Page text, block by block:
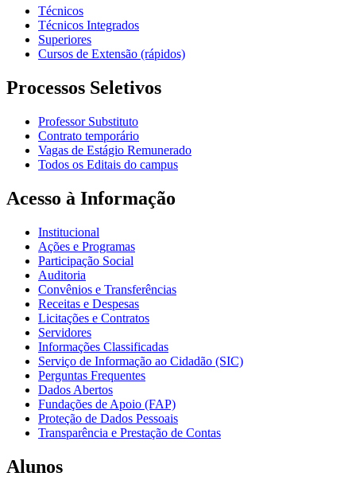
Técnicos
Técnicos Integrados
Superiores
Cursos de Extensão (rápidos)
Processos Seletivos
Professor Substituto
Contrato temporário
Vagas de Estágio Remunerado
Todos os Editais do campus
Acesso à Informação
Institucional
Ações e Programas
Participação Social
Auditoria
Convênios e Transferências
Receitas e Despesas
Licitações e Contratos
Servidores
Informações Classificadas
Serviço de Informação ao Cidadão (SIC)
Perguntas Frequentes
Dados Abertos
Fundações de Apoio (FAP)
Proteção de Dados Pessoais
Transparência e Prestação de Contas
Alunos